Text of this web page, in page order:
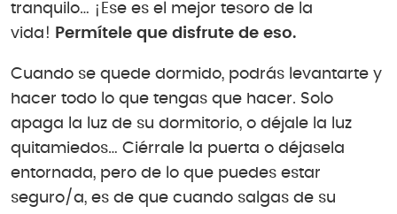
tranquilo… ¡Ese es el mejor tesoro de la
vida!
Permítele que disfrute de eso.
Cuando se quede dormido, podrás levantarte y
hacer todo lo que tengas que hacer. Solo
apaga la luz de su dormitorio, o déjale la luz
quitamiedos… Ciérrale la puerta o déjasela
entornada, pero de lo que puedes estar
seguro/a, es de que cuando salgas de su